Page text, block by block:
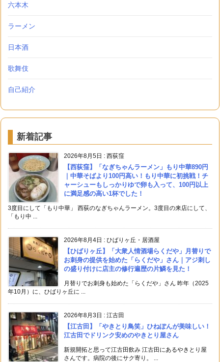
六本木
ラーメン
日本酒
歌舞伎
自己紹介
新着記事
2026年8月5日 : 西荻窪
【西荻窪】「なぎちゃんラーメン」もり中華890円
｜中華そばより100円高い！もり中華に初挑戦！チ
ャーシューもしっかりゆで卵も入って、100円以上
に満足感の高い1杯でした！
3度目にして「もり中華」 西荻のなぎちゃんラーメン。3度目の来店にして、
「もり中 ...
2026年8月4日 : ひばりヶ丘・居酒屋
【ひばりヶ丘】「大衆人情酒場らくだや」月替りで
お刺身の提供を始めた「らくだや」さん｜アジ刺し
の盛り付けに店主の修行遍歴の片鱗を見た！
月替りでお刺身も始めた「らくだや」さん 昨年（2025
年10月）に、ひばりヶ丘に ...
2026年8月3日 : 江古田
【江古田】「やきとり鳥笑」ひねぽんが美味しい！
江古田でドリンク安めのやきとり屋さん
新規開拓と思って江古田飲み 江古田にあるやきとり屋
さんです。病院の後にサク寄り。 ...